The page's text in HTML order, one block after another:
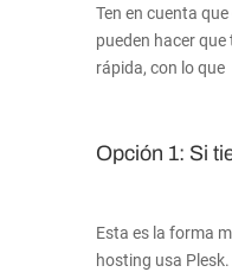
Ten en cuenta
pueden hacer
rápida, con lo que
Opción 1: Si
Esta es la forma
hosting usa Plesk.